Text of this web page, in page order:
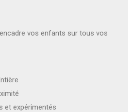
vos enfants sur tous vos
et expérimentés